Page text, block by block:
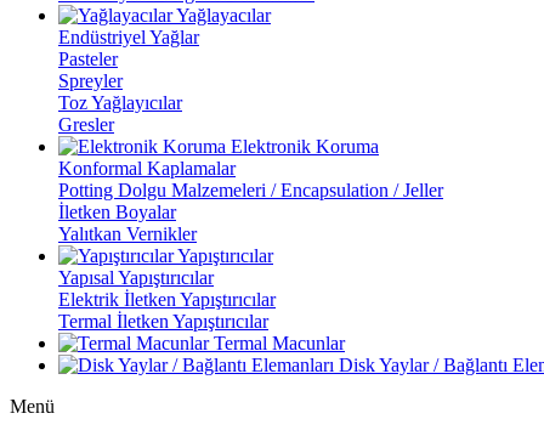
Yağlayacılar
Endüstriyel Yağlar
Pasteler
Spreyler
Toz Yağlayıcılar
Gresler
Elektronik Koruma
Konformal Kaplamalar
Potting Dolgu Malzemeleri / Encapsulation / Jeller
İletken Boyalar
Yalıtkan Vernikler
Yapıştırıcılar
Yapısal Yapıştırıcılar
Elektrik İletken Yapıştırıcılar
Termal İletken Yapıştırıcılar
Termal Macunlar
Disk Yaylar / Bağlantı
Menü